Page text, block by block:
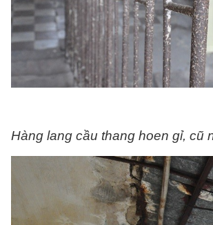
Hàng lang cầu thang hoen gỉ, cũ